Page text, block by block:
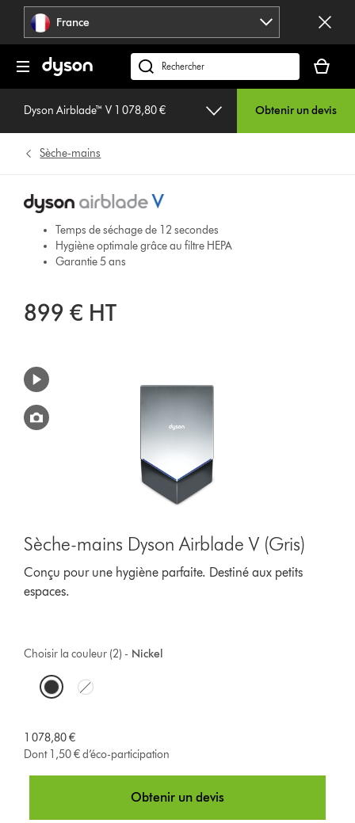
Sauter
pages
France
Rechercher
des
produits
panier
est
vide
Dyson Airblade™ V 1 078,80 € Obtenir un devis
Sèche-mains
Nickel
Choisir la couleur (2) -
O
t
i
1 078,80 €
Dont 1,50 € d’éco-participation
Obtenir un devis
Temps de séchage de 12 secondes
Hygiène optimale grâce au filtre HEPA
Garantie 5 ans
899 € HT
Sèche-mains Dyson Airblade V (Gris)
Conçu pour une hygiène parfaite. Destiné aux petits
espaces.